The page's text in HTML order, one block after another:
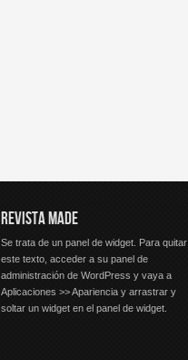
REVISTA MADE
Se trata de un panel de widget. Para quitar
este texto, acceder a su panel de
administración de WordPress y vaya a
Aplicaciones >> Apariencia y arrastrar y
soltar un widget en el panel de widget.